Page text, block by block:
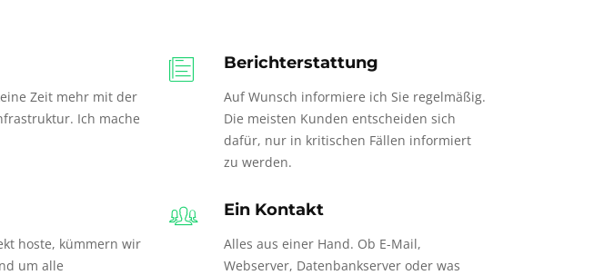
Zeit mehr mit der
Ich mache
Berichterstattung
Auf Wunsch informiere ich Sie regelmäßig.
Die meisten Kunden entscheiden sich
dafür, nur in kritischen Fällen informiert
zu werden.
hoste, kümmern wir
um alle
Ein Kontakt
Alles aus einer Hand. Ob E-Mail,
Webserver, Datenbankserver oder was